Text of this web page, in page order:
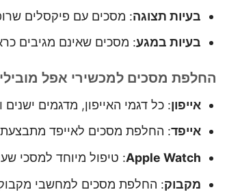
בעיות תצוגה: מסכים עם פיקסלים
בעיות במגע: מסכים שאינם מגיבים
החלפת מסכים למכשירי אפל
אייפון: כל דגמי האייפון, מדגמים
אייפד: החלפת מסכים לאייפד מתבצעת
Apple Watch: טיפול מיוחד למסכי
מקבוק: החלפת מסכים למחשבי